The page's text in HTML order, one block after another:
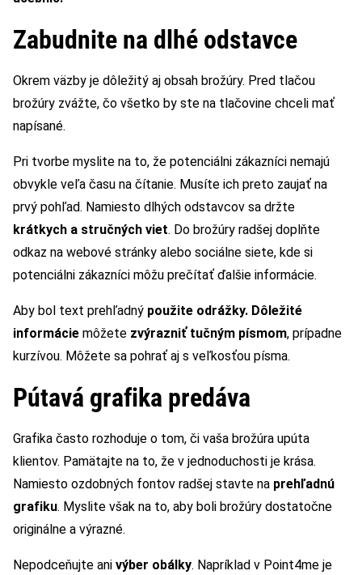
Zabudnite na dlhé odstavce
Okrem väzby je dôležitý aj obsah brožúry. Pred tlačou
brožúry zvážte, čo všetko by ste na tlačovine chceli mať
napísané.
Pri tvorbe myslite na to, že potenciálni zákazníci nemajú
obvykle veľa času na čítanie. Musíte ich preto zaujať na
prvý pohľad. Namiesto dlhých odstavcov sa držte
krátkych a stručných viet. Do brožúry radšej doplňte
odkaz na webové stránky alebo sociálne siete, kde si
potenciálni zákazníci môžu prečítať ďalšie informácie.
Aby bol text prehľadný použite odrážky. Dôležité
informácie môžete zvýrazniť tučným písmom, prípadne
kurzívou. Môžete sa pohrať aj s veľkosťou písma.
Pútavá grafika predáva
Grafika často rozhoduje o tom, či vaša brožúra upúta
klientov. Pamätajte na to, že v jednoduchosti je krása.
Namiesto ozdobných fontov radšej stavte na prehľadnú
grafiku. Myslite však na to, aby boli brožúry dostatočne
originálne a výrazné.
Nepodceňujte ani výber obálky. Napríklad v Point4me je